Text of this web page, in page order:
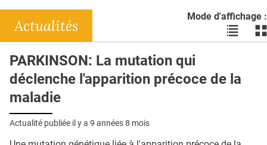
DOSSIERS
RÉSEAUX
E-REVUE SAD
L'APP
Mode d'affichage :
Voir
les
liste
les
Actualités
PARKINSON: La mutation qui
déclenche l'apparition précoce de la
maladie
Actualité publiée il y a 9 années 8 mois